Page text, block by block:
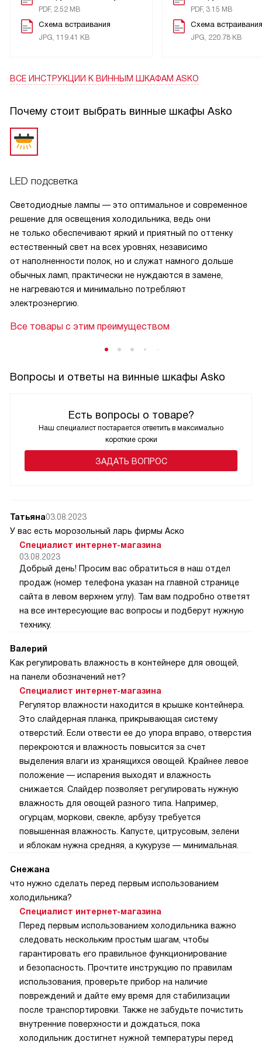
разговорам, а звуковой сигнал напомнил закрыть дверь,
когда я отвлеклась на готовку. Я использую одну зону для
основных бутылок и иногда ставлю экспресс-охлаждение
гостям легко показать находки, а мне приятно ощущать,
PDF, 2.52 MB
Схема встраивания
JPG, 119.41 KB
PDF, 3.15 MB
Схема встраивания
JPG, 220.78 KB
ВСЕ ИНСТРУКЦИИ К ВИННЫМ ШКАФАМ ASKO
Почему стоит выбрать винные шкафы Asko
LED подсветка
Светодиодные лампы — это оптимальное и современное
решение для освещения холодильника, ведь они
не только обеспечивают яркий и приятный по оттенку
естественный свет на всех уровнях, независимо
от наполненности полок, но и служат намного дольше
обычных ламп, практически не нуждаются в замене,
не нагреваются и минимально потребляют
электроэнергию.
Все товары с этим преимуществом
Вопросы и ответы на винные шкафы Asko
Есть вопросы о товаре?
Наш специалист постарается ответить в максимально
короткие сроки
ЗАДАТЬ ВОПРОС
Татьяна03.08.2023
У вас есть морозольный ларь фирмы Аско
Специалист интернет-магазина
03.08.2023
Добрый день! Просим вас обратиться в наш отдел
продаж (номер телефона указан на главной странице
сайта в левом верхнем углу). Там вам подробно ответят
на все интересующие вас вопросы и подберут нужную
технику.
Валерий
Как регулировать влажность в контейнере для овощей,
на панели обозначений нет?
Специалист интернет-магазина
Регулятор влажности находится в крышке контейнера.
Это слайдерная планка, прикрывающая систему
отверстий. Если отвести ее до упора вправо, отверстия
перекроются и влажность повысится за счет
выделения влаги из хранящихся овощей. Крайнее левое
положение — испарения выходят и влажность
снижается. Слайдер позволяет регулировать нужную
влажность для овощей разного типа. Например,
огурцам, моркови, свекле, арбузу требуется
повышенная влажность. Капусте, цитрусовым, зелени
и яблокам нужна средняя, а кукурузе — минимальная.
Снежана
что нужно сделать перед первым использованием
холодильника?
Специалист интернет-магазина
Перед первым использованием холодильника важно
следовать нескольким простым шагам, чтобы
гарантировать его правильное функционирование
и безопасность. Прочтите инструкцию по правилам
использования, проверьте прибор на наличие
повреждений и дайте ему время для стабилизации
после транспортировки. Также не забудьте почистить
внутренние поверхности и дождаться, пока
холодильник достигнет нужной температуры перед